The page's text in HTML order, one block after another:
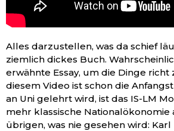
Alles darzustellen, was da schief
ziemlich dickes Buch.
erwähnte Essay, um die Dinge richt
diesem Video ist schon die
an Uni gelehrt wird, ist das IS-LM
mehr klassische Nationalökonomie
übrigen, was nie gesehen wird: